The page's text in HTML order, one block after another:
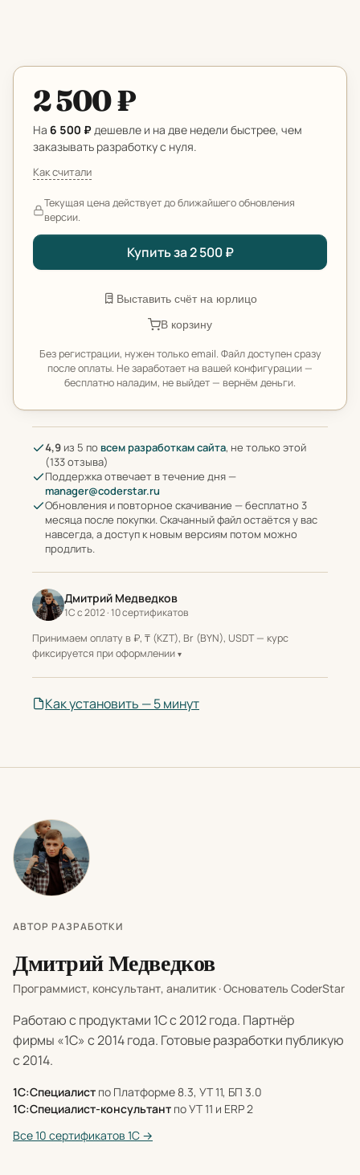
2 500 ₽
На 6 500 ₽ дешевле и на две недели быстрее, чем
заказывать разработку с нуля.
Как считали
Текущая цена действует до ближайшего обновления
версии.
Купить за 2 500 ₽
Выставить счёт на юрлицо
В корзину
Без регистрации, нужен только email. Файл доступен сразу
после оплаты. Не заработает на вашей конфигурации —
бесплатно наладим, не выйдет — вернём деньги.
4,9 из 5 по всем разработкам сайта, не только этой
(133 отзыва)
Поддержка отвечает в течение дня —
manager@coderstar.ru
Обновления и повторное скачивание — бесплатно 3
месяца после покупки. Скачанный файл остаётся у вас
навсегда, а доступ к новым версиям потом можно
продлить.
Дмитрий Медведков
1С с 2012 · 10 сертификатов
Принимаем оплату в ₽, ₸ (KZT), Br (BYN), USDT — курс
фиксируется при оформлении
Как установить — 5 минут
АВТОР РАЗРАБОТКИ
Дмитрий Медведков
Программист, консультант, аналитик · Основатель CoderStar
Работаю с продуктами 1С с 2012 года. Партнёр
фирмы «1С» с 2014 года. Готовые разработки публикую
с 2014.
1С:Специалист по Платформе 8.3, УТ 11, БП 3.0
1С:Специалист-консультант по УТ 11 и ERP 2
Все 10 сертификатов 1С →